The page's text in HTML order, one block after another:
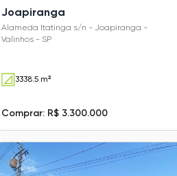
Joapiranga
Alameda Itatinga s/n - Joapiranga -
Valinhos - SP
3338.5 m²
Comprar: R$ 3.300.000